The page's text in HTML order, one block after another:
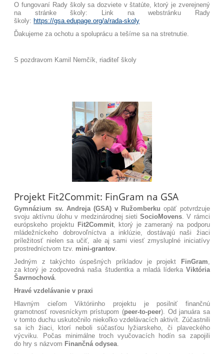
O fungovaní Rady školy sa dozviete v štatúte, ktorý je zverejnený
na stránke školy: Link na webstránku Rady
školy: https://gsa.edupage.org/a/rada-skoly
Ďakujeme za ochotu a spoluprácu a tešíme sa na stretnutie.
S pozdravom Kamil Nemčík, riaditeľ školy
Projekt Fit2Commit: FinGram na GSA
Gymnázium sv. Andreja (GSA) v Ružomberku opäť potvrdzuje
svoju aktívnu úlohu v medzinárodnej sietiSocioMovens. V rámci
európskeho projektu Fit2Commit, ktorý je zameraný na podporu
mládežníckeho dobrovoľníctva a inklúzie, dostávajú naši žiaci
príležitosť nielen sa učiť, ale aj sami viesť zmysluplné iniciatívy
prostredníctvom tzv. mini-grantov.
Jedným z takýchto úspešných príkladov je projekt
FinGram,
za ktorý je zodpovedná naša študentka a mladá líderka Viktória
Šavrnochová.
Hravé vzdelávanie v praxi
Hlavným cieľom Viktóriinho projektu je posilniť finančnú
gramotnosť rovesníckym prístupom (peer-to-peer). Od januára sa
v tomto duchu uskutočnilo niekoľko vzdelávacích aktivít. Zúčastnili
sa ich žiaci, ktorí neboli súčasťou lyžiarskeho, či plaveckého
výcviku. Počas minimálne troch vyučovacích hodín sa zapojili
do hry s názvom Finančná odysea.